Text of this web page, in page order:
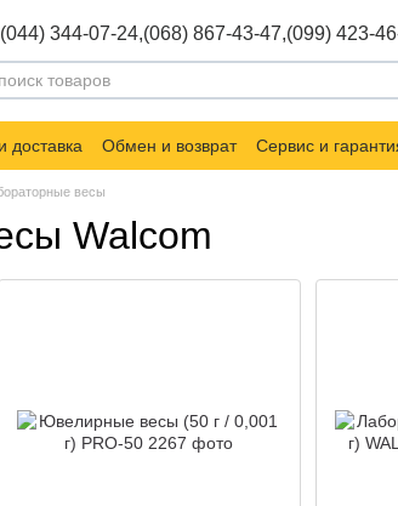
(044) 344-07-24,(068) 867-43-47,(099) 423-
доставка Обмен и возврат Сервис и
весы
Walcom